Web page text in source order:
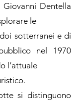
Giovanni Dentella
le
sotterranei e di
nel 1970
l’attuale
si distinguono